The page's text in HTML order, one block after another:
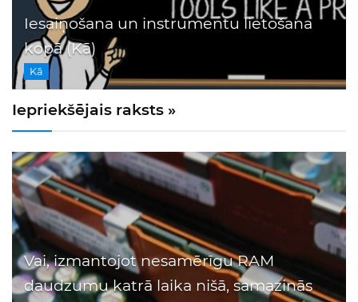
Iesaiņošana un instrumentu lietošana
kopā (Kā)
Kā
Iepriekšējais raksts »
Vai, izmantojot nesamērīgu RAM
daudzumu katrā laika nišā, samazinās